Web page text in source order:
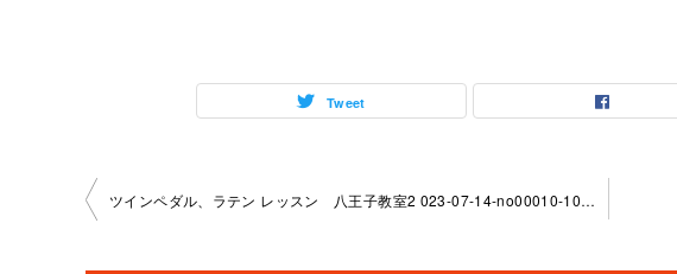
Tweet
投
ツインペダル、ラテン レッスン 八王子教室2 023-07-14-no00010-1037